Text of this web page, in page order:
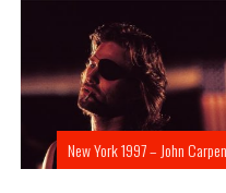
New York 1997 – John Carpenter 7/8